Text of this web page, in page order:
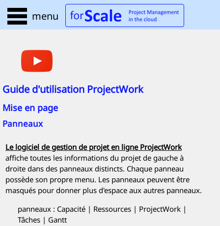
menu
Guide d'utilisation ProjectWork
Mise en page
Panneaux
Le logiciel de gestion de projet en ligne ProjectWork
affiche toutes les informations du projet de gauche à
droite dans des panneaux distincts. Chaque panneau
possède son propre menu. Les panneaux peuvent être
masqués pour donner plus d'espace aux autres panneaux.
panneaux : Capacité | Ressources | ProjectWork |
Tâches | Gantt